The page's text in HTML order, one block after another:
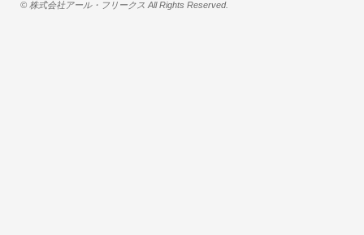
© 株式会社アール・フリークス All Rights Reserved.